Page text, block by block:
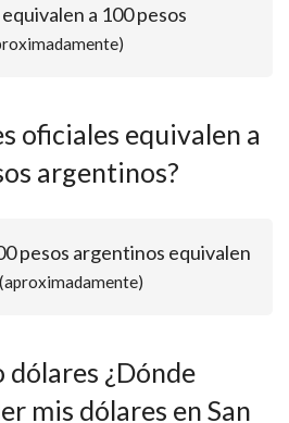
a 100 pesos
oficiales equivalen a
argentinos?
pesos argentinos equivalen
(aproximadamente)
dólares ¿Dónde
mis dólares en San